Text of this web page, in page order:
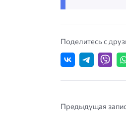
Поделитесь с
Предыдущая